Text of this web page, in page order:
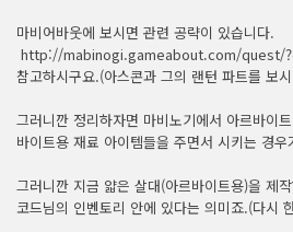
마비어바웃에 보시면 관련 공략이 있습니다.
http://mabinogi.gameabout.com/quest/
참고하시구요.(아스콘과 그의 랜턴 파트를 보
그러니깐 정리하자면 마비노기에서 아르바이
바이트용 재료 아이템들을 주면서 시키는 경
그러니깐 지금 얇은 살대(아르바이트용)을 제
코드님의 인벤토리 안에 있다는 의미죠.(다시